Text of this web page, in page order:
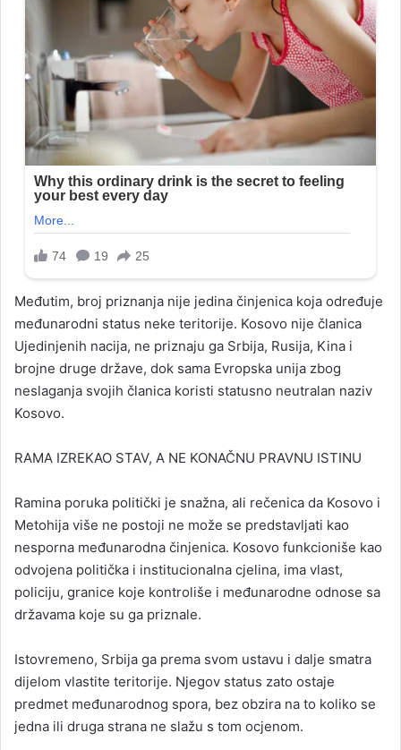
Međutim, broj priznanja nije jedina činjenica koja određuje
međunarodni status neke teritorije. Kosovo nije članica
Ujedinjenih nacija, ne priznaju ga Srbija, Rusija, Kina i
brojne druge države, dok sama Evropska unija zbog
neslaganja svojih članica koristi statusno neutralan naziv
Kosovo.
RAMA IZREKAO STAV, A NE KONAČNU PRAVNU ISTINU
Ramina poruka politički je snažna, ali rečenica da Kosovo i
Metohija više ne postoji ne može se predstavljati kao
nesporna međunarodna činjenica. Kosovo funkcioniše kao
odvojena politička i institucionalna cjelina, ima vlast,
policiju, granice koje kontroliše i međunarodne odnose sa
državama koje su ga priznale.
Istovremeno, Srbija ga prema svom ustavu i dalje smatra
dijelom vlastite teritorije. Njegov status zato ostaje
predmet međunarodnog spora, bez obzira na to koliko se
jedna ili druga strana ne slažu s tom ocjenom.